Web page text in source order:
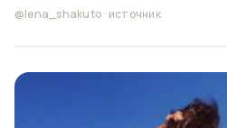
@lena_shakuto· источник